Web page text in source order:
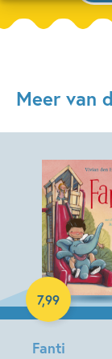
Meer van
Fanti
7,99
E-book